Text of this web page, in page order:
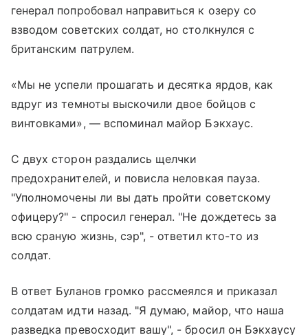
генерал попробовал направиться к озеру со
взводом советских солдат, но столкнулся с
британским патрулем.
«Мы не успели прошагать и десятка ярдов, как
вдруг из темноты выскочили двое бойцов с
винтовками», — вспоминал майор Бэкхаус.
С двух сторон раздались щелчки
предохранителей, и повисла неловкая пауза.
"Уполномочены ли вы дать пройти советскому
офицеру?" - спросил генерал. "Не дождетесь за
всю сраную жизнь, сэр", - ответил кто-то из
солдат.
В ответ Буланов громко рассмеялся и приказал
солдатам идти назад. "Я думаю, майор, что наша
разведка превосходит вашу", - бросил он Бэкхаусу